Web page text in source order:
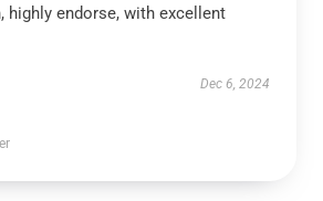
highly endorse, with excellent
Dec 6, 2024